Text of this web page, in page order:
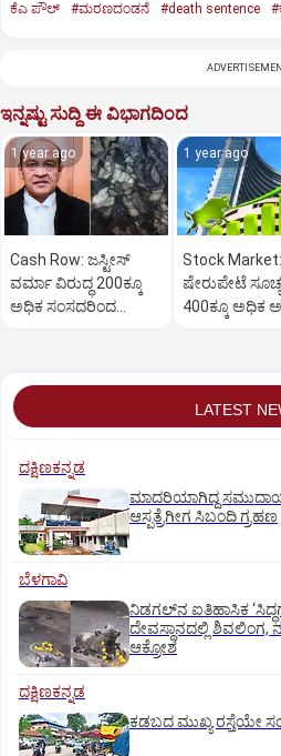
ಕೆಎ ಪೌಲ್
#ಮರಣದಂಡನೆ #death sentence
ಇನ್ನಷ್ಟು ಸುದ್ದಿ ಈ ವಿಭಾಗದಿಂದ
1 year ago
Cash Row: ಜಸ್ಟೀಸ್‌
ವರ್ಮಾ ವಿರುದ್ಧ 200ಕ್ಕೂ
ಅಧಿಕ ಸಂಸದರಿಂದ
1 year ago
Stock Market:
ಷೇರುಪೇಟೆ
400ಕ್ಕೂ ಅಧಿಕ
LATEST
ದಕ್ಷಿಣಕನ್ನಡ
ಮಾದರಿಯಾಗಿದ್ದ
ಆಸ್ಪತ್ರೆಗೀಗ ಸಿಬಂದಿ ಗ್ರಹಣ
ಬೆಳಗಾವಿ
ನಿಡಗಲ್‌ನ ಐತಿಹಾಸಿಕ
ದೇವಸ್ಥಾನದಲ್ಲಿ ಶಿವಲಿಂಗ,
ಆಕ್ರೋಶ
ದಕ್ಷಿಣಕನ್ನಡ
ಕಡಬದ ಮುಖ್ಯ ರಸ್ತೆಯೇ